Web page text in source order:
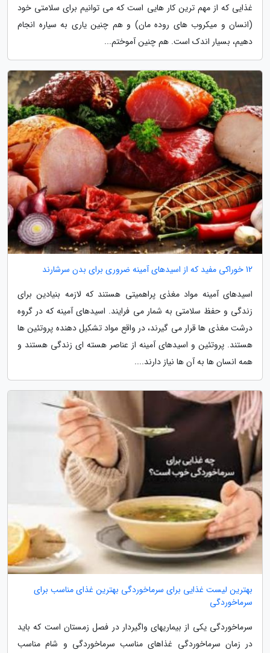
غذایی که از مهم ترین کار هایی است که می توانیم برای سلامتی خود
(انسان و میکروب های روده مان) و هم چنین یاری به سیاره انجام
دهیم، بسیار اندک است. هم چنین آموختم...
12 خوراکی مفید که از اسیدهای آمینه ضروری برای بدن سرشارند
اسیدهای آمینه مواد مغذی پراهمیتی هستند که لازمه بنیادین برای
زندگی و حفظ سلامتی به شمار می فرایند. اسیدهای آمینه که در گروه
درشت مغذی ها قرار می گیرند، در واقع مواد تشکیل دهنده پروتئین ها
هستند. پروتئین و اسیدهای آمینه از عناصر هسته ای زندگی هستند و
همه انسان ها به آن ها نیاز دارند....
بهترین لیست غذایی برای سرماخوردگی بهترین غذای مناسب برای
سرماخوردگی
سرماخوردگی یکی از بیماریهای واگیردار در فصل زمستان است که باید
در زمان سرماخوردگی غذاهای مناسب سرماخوردگی و شام مناسب